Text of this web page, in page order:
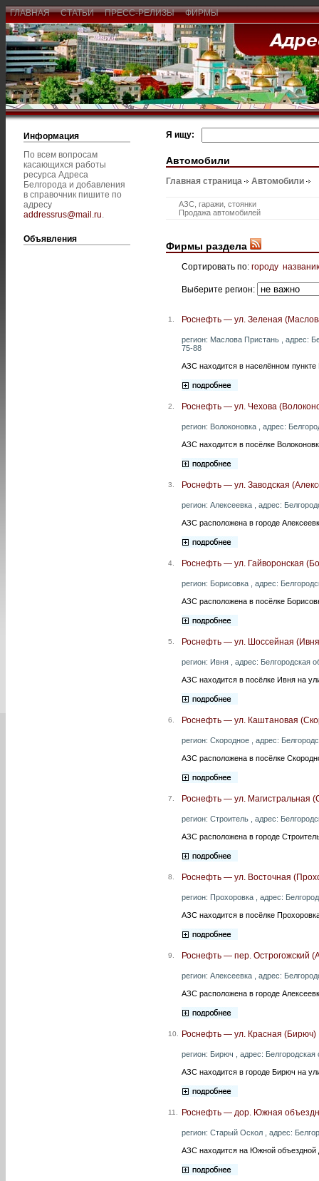
ГЛАВНАЯ СТАТЬИ ПРЕСС-РЕЛИЗЫ ФИРМЫ
Информация
По всем вопросам
касающихся работы
ресурса Адреса
Белгорода и добавления
в справочник пишите по
адресу
addressrus@mail.ru.
Объявления
Я ищу:
Автомобили
Главная страница Автомобили
АЗС, гаражи, стоянки
Продажа автомобилей
Фирмы раздела
Сортировать по: городу
Выберите регион:
1. Роснефть — ул. Зеленая
регион: Маслова Пристань , адрес:
75-88
АЗС находится в населённом
2. Роснефть — ул. Чехова
регион: Волоконовка , адрес:
АЗС находится в посёлке
3. Роснефть — ул. Заводская
регион: Алексеевка , адрес:
АЗС расположена в городе
4. Роснефть — ул. Гайворонская
регион: Борисовка , адрес:
АЗС расположена в посёлке
5. Роснефть — ул. Шоссейная
регион: Ивня , адрес: Белгородская
АЗС находится в посёлке Ивня на
6. Роснефть — ул. Каштановая
регион: Скородное , адрес:
АЗС расположена в посёлке
7. Роснефть — ул. Магистральная
регион: Строитель , адрес:
АЗС расположена в городе
8. Роснефть — ул. Восточная
регион: Прохоровка , адрес:
АЗС находится в посёлке
9. Роснефть — пер. Острогожский
регион: Алексеевка , адрес:
АЗС расположена в городе
10. Роснефть — ул. Красная (Бирюч)
регион: Бирюч , адрес:
АЗС находится в городе Бирюч на
11. Роснефть — дор. Южная
регион: Старый Оскол , адрес:
АЗС находится на Южной объездной